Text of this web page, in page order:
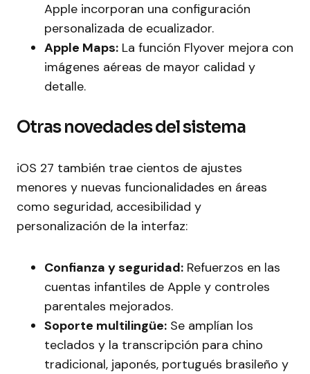
Apple incorporan una configuración
personalizada de ecualizador.
Apple Maps: La función Flyover mejora con
imágenes aéreas de mayor calidad y
detalle.
Otras novedades del sistema
iOS 27 también trae cientos de ajustes
menores y nuevas funcionalidades en áreas
como seguridad, accesibilidad y
personalización de la interfaz:
Confianza y seguridad: Refuerzos en las
cuentas infantiles de Apple y controles
parentales mejorados.
Soporte multilingüe: Se amplían los
teclados y la transcripción para chino
tradicional, japonés, portugués brasileño y